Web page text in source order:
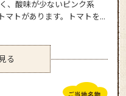
、酸味が少ないピンク系
マトがあります。トマトを...
る